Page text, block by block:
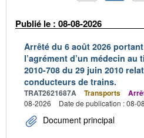
Publié le : 08-08-2026
Arrêté du 6 août 2026
l’agrément d’un médecin au
2010-708 du 29 juin 2010
conducteurs de trains.
TRAT2621687A Transports
08-2026
Date de publication : 08-
Document principal